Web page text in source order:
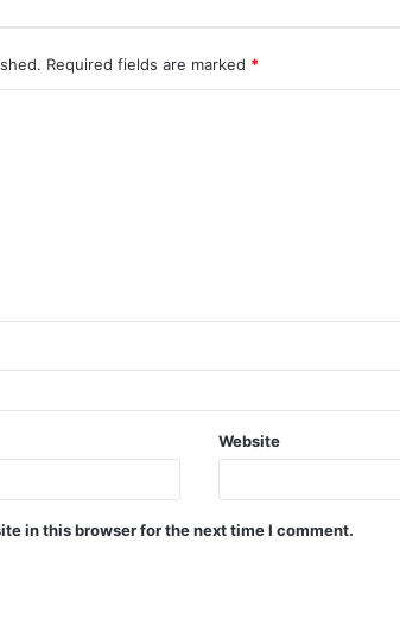
Required fields are marked *
Website
in this browser for the next time I comment.